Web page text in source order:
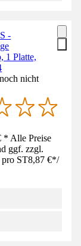
-
1 Platte,
nicht
Alle Preise
ggf. zzgl.
pro ST8,87 €*/